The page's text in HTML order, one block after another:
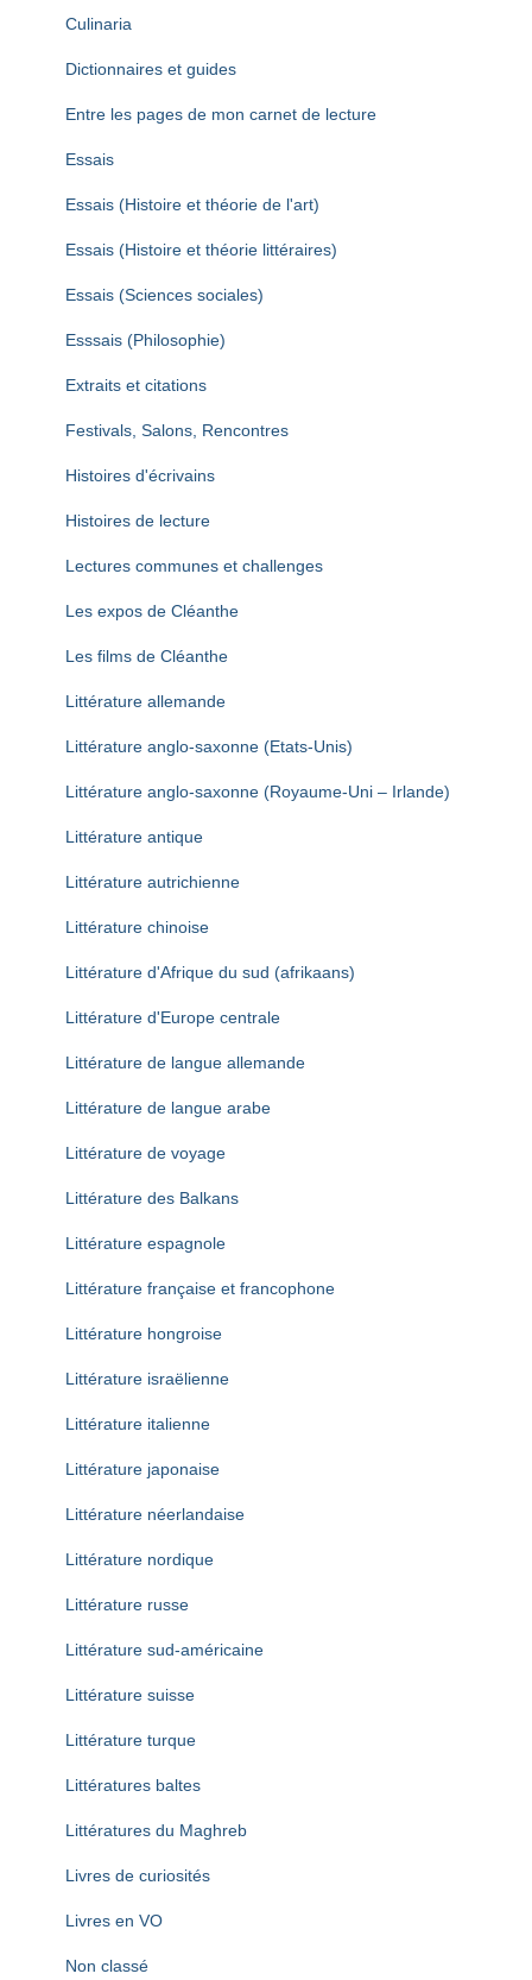
Culinaria
Dictionnaires et guides
Entre les pages de mon carnet de lecture
Essais
Essais (Histoire et théorie de l'art)
Essais (Histoire et théorie littéraires)
Essais (Sciences sociales)
Esssais (Philosophie)
Extraits et citations
Festivals, Salons, Rencontres
Histoires d'écrivains
Histoires de lecture
Lectures communes et challenges
Les expos de Cléanthe
Les films de Cléanthe
Littérature allemande
Littérature anglo-saxonne (Etats-Unis)
Littérature anglo-saxonne (Royaume-Uni – Irlande)
Littérature antique
Littérature autrichienne
Littérature chinoise
Littérature d'Afrique du sud (afrikaans)
Littérature d'Europe centrale
Littérature de langue allemande
Littérature de langue arabe
Littérature de voyage
Littérature des Balkans
Littérature espagnole
Littérature française et francophone
Littérature hongroise
Littérature israëlienne
Littérature italienne
Littérature japonaise
Littérature néerlandaise
Littérature nordique
Littérature russe
Littérature sud-américaine
Littérature suisse
Littérature turque
Littératures baltes
Littératures du Maghreb
Livres de curiosités
Livres en VO
Non classé